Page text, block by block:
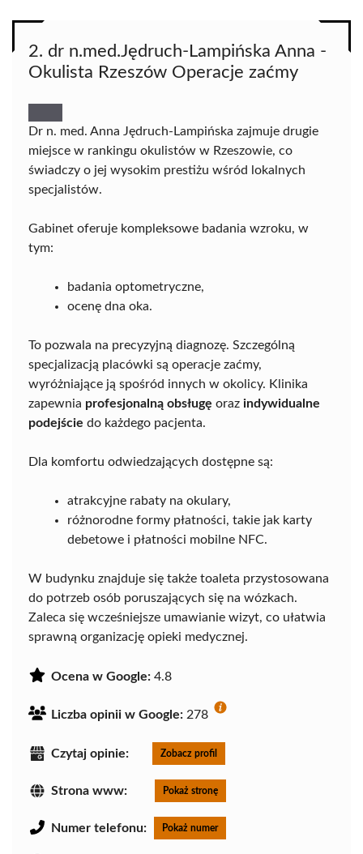
2. dr n.med.Jędruch-Lampińska Anna -
Okulista Rzeszów Operacje zaćmy
Dr n. med. Anna Jędruch-Lampińska zajmuje drugie
miejsce w rankingu okulistów w Rzeszowie, co
świadczy o jej wysokim prestiżu wśród lokalnych
specjalistów.
Gabinet oferuje kompleksowe badania wzroku, w
tym:
badania optometryczne,
ocenę dna oka.
To pozwala na precyzyjną diagnozę. Szczególną
specjalizacją placówki są operacje zaćmy,
wyróżniające ją spośród innych w okolicy. Klinika
zapewnia profesjonalną obsługę oraz indywidualne
podejście do każdego pacjenta.
Dla komfortu odwiedzających dostępne są:
atrakcyjne rabaty na okulary,
różnorodne formy płatności, takie jak karty
debetowe i płatności mobilne NFC.
W budynku znajduje się także toaleta przystosowana
do potrzeb osób poruszających się na wózkach.
Zaleca się wcześniejsze umawianie wizyt, co ułatwia
sprawną organizację opieki medycznej.
Ocena w Google: 4.8
Liczba opinii w Google: 278
Czytaj opinie: Zobacz profil
Strona www: Pokaż stronę
Numer telefonu: Pokaż numer